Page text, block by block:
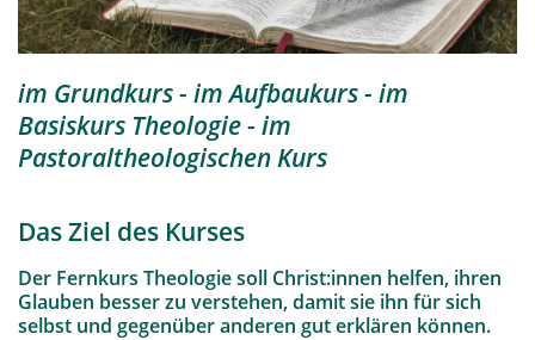
im Grundkurs - im Aufbaukurs - im
Basiskurs Theologie - im
Pastoraltheologischen Kurs
Das Ziel des Kurses
Der Fernkurs Theologie soll Christ:innen helfen, ihren
Glauben besser zu verstehen, damit sie ihn für sich
selbst und gegenüber anderen gut erklären können.